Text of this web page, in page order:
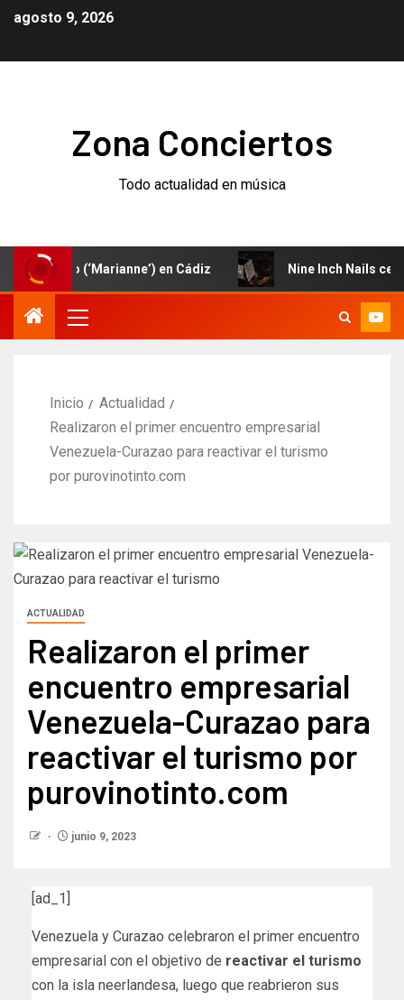
agosto 9, 2026
Zona Conciertos
Todo actualidad en música
(‘Marianne’) en Cádiz Nine Inch Nails celebran
Inicio
Actualidad
Realizaron el primer encuentro empresarial
Venezuela-Curazao para reactivar el turismo
por purovinotinto.com
ACTUALIDAD
Realizaron el primer
encuentro empresarial
Venezuela-Curazao para
reactivar el turismo por
purovinotinto.com
junio 9, 2023
[ad_1]
Venezuela y Curazao celebraron el primer encuentro
empresarial con el objetivo de reactivar el turismo
con la isla neerlandesa, luego que reabrieron sus